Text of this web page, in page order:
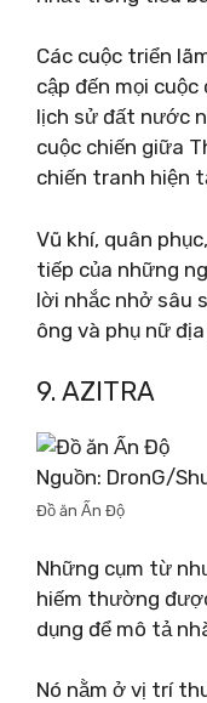
Các cuộc triển
cập đến mọi
lịch sử đất nước
cuộc chiến giữa
chiến tranh hiện
Vũ khí, quân
tiếp của những
lời nhắc nhở sâu
ông và phụ nữ
9. AZITRA
Nguồn: DronG/
Đồ ăn Ấn Độ
Những cụm từ
hiếm thường
dụng để mô tả
Nó nằm ở vị trí